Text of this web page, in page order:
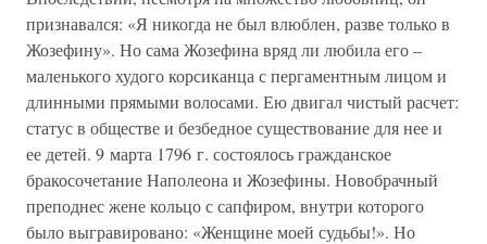
признавался: «Я никогда не был влюблен, разве только в
Жозефину». Но сама Жозефина вряд ли любила его –
маленького худого корсиканца с пергаментным лицом и
длинными прямыми волосами. Ею двигал чистый расчет:
статус в обществе и безбедное существование для нее и
ее детей. 9 марта 1796 г. состоялось гражданское
бракосочетание Наполеона и Жозефины. Новобрачный
преподнес жене кольцо с сапфиром, внутри которого
было выгравировано: «Женщине моей судьбы!». Но